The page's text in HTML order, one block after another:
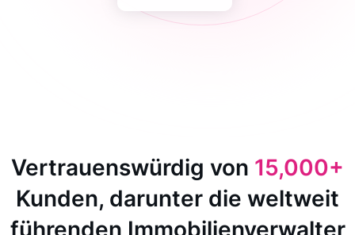
Vertrauenswürdig von 15,000+
Kunden, darunter die weltweit